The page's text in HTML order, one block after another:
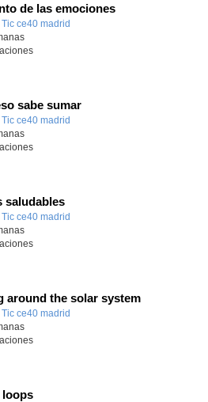
de las emociones
Tic ce40 madrid
sabe sumar
Tic ce40 madrid
saludables
Tic ce40 madrid
around the solar system
Tic ce40 madrid
loops